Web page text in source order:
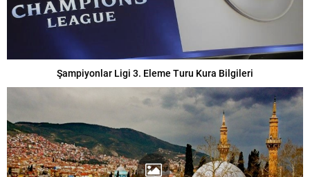
Şampiyonlar Ligi 3. Eleme Turu Kura Bilgileri